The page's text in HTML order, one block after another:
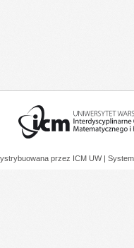
przez ICM UW |